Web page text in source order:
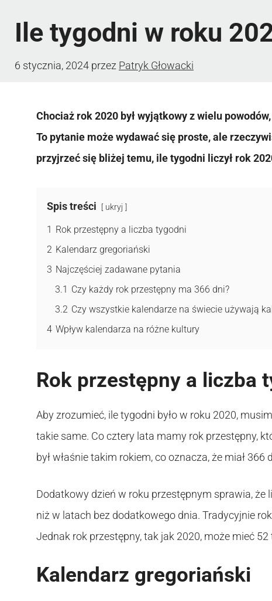
Ile tygodni w roku
6 stycznia, 2024 przez Patryk Głowacki
Chociaż rok 2020 był wyjątkowy z wielu
To pytanie może wydawać się proste, ale
przyjrzeć się bliżej temu, ile tygodni liczył rok
Spis treści ukryj
1 Rok przestępny a liczba tygodni
2 Kalendarz gregoriański
3 Najczęściej zadawane pytania
3.1 Czy każdy rok przestępny ma 366 dni?
3.2 Czy wszystkie kalendarze na świecie używają
4 Wpływ kalendarza na różne kultury
Rok przestępny a liczba
Aby zrozumieć, ile tygodni było w roku 2020,
takie same. Co cztery lata mamy rok przestępny,
był właśnie takim rokiem, co oznacza, że miał
Dodatkowy dzień w roku przestępnym sprawia,
niż w latach bez dodatkowego dnia. Tradycyjnie
Jednak rok przestępny, tak jak 2020, może mieć 52
Kalendarz gregoriański